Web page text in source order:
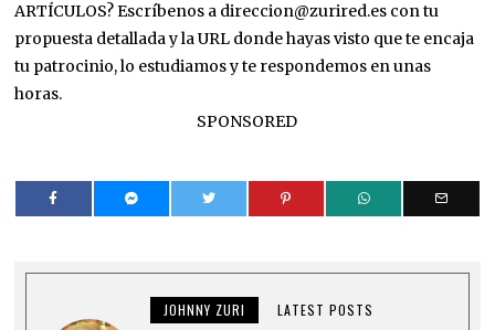
ARTÍCULOS? Escríbenos a direccion@zurired.es con tu
propuesta detallada y la URL donde hayas visto que te encaja
tu patrocinio, lo estudiamos y te respondemos en unas
horas.
SPONSORED
JOHNNY ZURI LATEST POSTS